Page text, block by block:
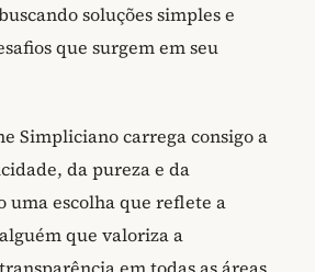
soluções simples e
que surgem em seu
Simpliciano carrega consigo a
da pureza e da
uma escolha que reflete a
que valoriza a